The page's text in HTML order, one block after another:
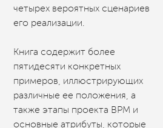
четырех вероятных сценариев
его реализации.
Книга содержит более
пятидесяти конкретных
примеров, иллюстрирующих
различные ее положения, а
также этапы проекта ВРМ и
основные атрибуты, которые